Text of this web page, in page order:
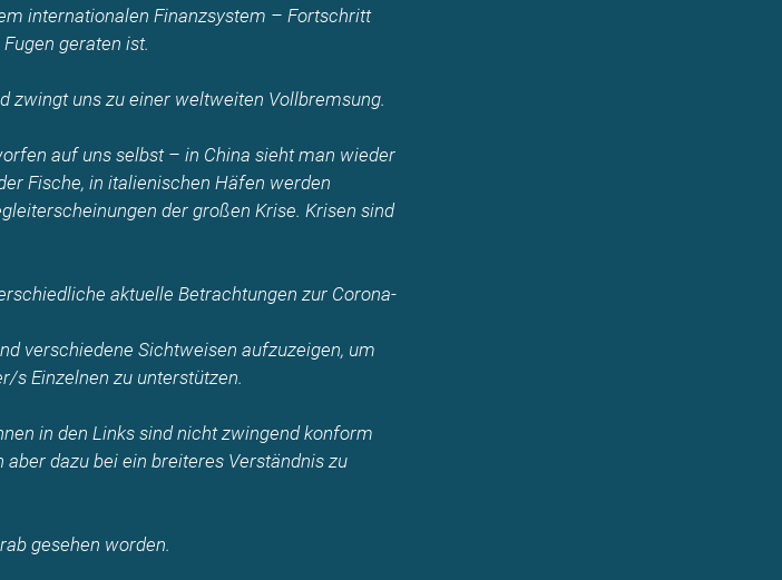
internationalen Finanzsystem – Fortschritt
geraten ist.
zwingt uns zu einer weltweiten Vollbremsung.
auf uns selbst – in China sieht man wieder
Fische, in italienischen Häfen werden
der großen Krise. Krisen sind
aktuelle Betrachtungen zur Corona-
verschiedene Sichtweisen aufzuzeigen, um
s Einzelnen zu unterstützen.
in den Links sind nicht zwingend konform
dazu bei ein breiteres Verständnis zu
gesehen worden.